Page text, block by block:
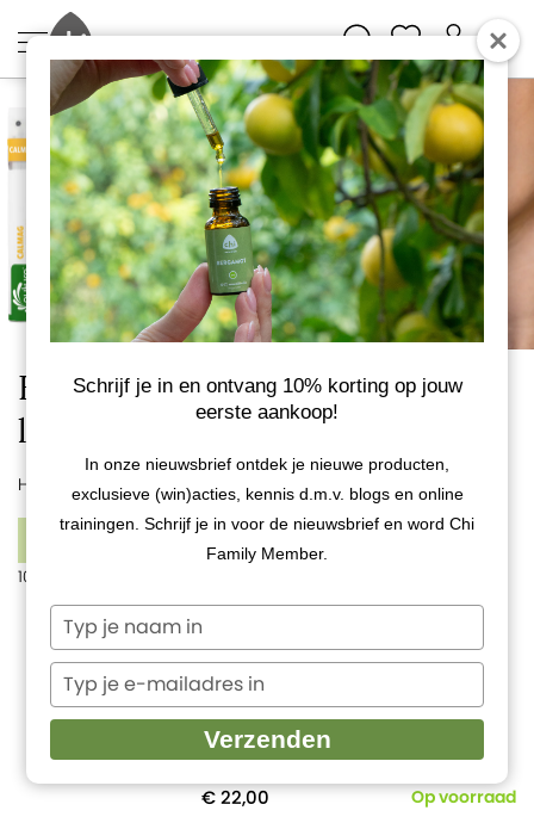
Health Supplements - Gezonde
luchtwegen
Home Health Supplements
FILTERS
10 producten
Ex.O is een kruidenspray met
gestabiliseerde zuurstof die de
ademhaling ondersteunt en
ondersteunt je energieniveau.
€ 22,00 Op voorraad
Schrijf je in en ontvang 10% korting op jouw
eerste aankoop!
In onze nieuwsbrief ontdek je nieuwe producten,
exclusieve (win)acties, kennis d.m.v. blogs en online
trainingen. Schrijf je in voor de nieuwsbrief en word Chi
Family Member.
Typ
je
naam
Typ
je
e-
mailadres
Verzenden